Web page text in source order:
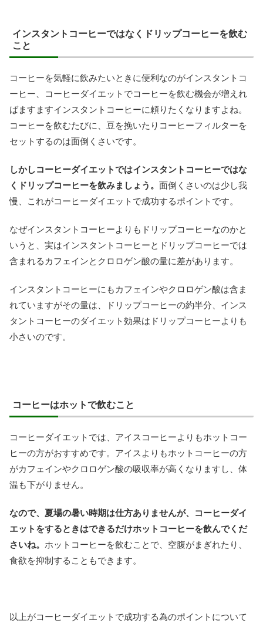
インスタントコーヒーではなくドリップコーヒーを飲む
こと
コーヒーを気軽に飲みたいときに便利なのがインスタントコ
ーヒー、コーヒーダイエットでコーヒーを飲む機会が増えれ
ばますますインスタントコーヒーに頼りたくなりますよね。
コーヒーを飲むたびに、豆を挽いたりコーヒーフィルターを
セットするのは面倒くさいです。
しかしコーヒーダイエットではインスタントコーヒーではな
くドリップコーヒーを飲みましょう。 面倒くさいのは少し我
慢、これがコーヒーダイエットで成功するポイントです。
なぜインスタントコーヒーよりもドリップコーヒーなのかと
いうと、実はインスタントコーヒーとドリップコーヒーでは
含まれるカフェインとクロロゲン酸の量に差があります。
インスタントコーヒーにもカフェインやクロロゲン酸は含ま
れていますがその量は、ドリップコーヒーの約半分、インス
タントコーヒーのダイエット効果はドリップコーヒーよりも
小さいのです。
コーヒーはホットで飲むこと
コーヒーダイエットでは、アイスコーヒーよりもホットコー
ヒーの方がおすすめです。アイスよりもホットコーヒーの方
がカフェインやクロロゲン酸の吸収率が高くなりますし、体
温も下がりません。
なので、夏場の暑い時期は仕方ありませんが、コーヒーダイ
エットをするときはできるだけホットコーヒーを飲んでくだ
さいね。 ホットコーヒーを飲むことで、空腹がまぎれたり、
食欲を抑制することもできます。
以上がコーヒーダイエットで成功する為のポイントについて